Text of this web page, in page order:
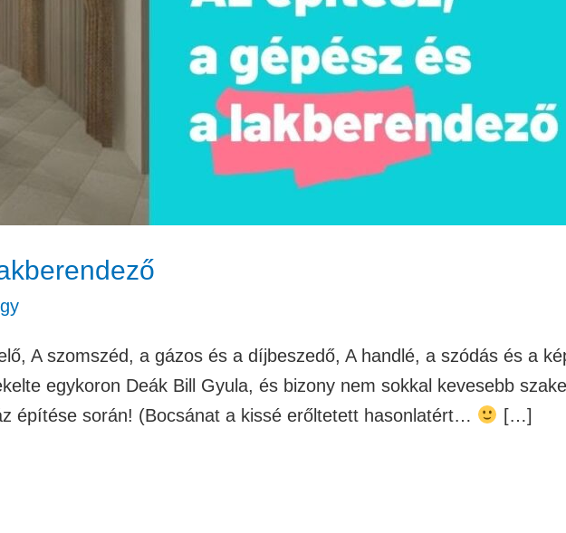
A szomszéd, a gázos és a díjbeszedő, A handlé, a szódás és a
egykoron Deák Bill Gyula, és bizony nem sokkal kevesebb
építése során! (Bocsánat a kissé erőltetett hasonlatért…
[…]